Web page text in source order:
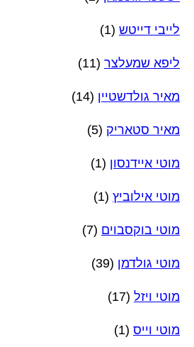
לייבי דייטש (1)
ליפא שמעלצר (11)
מאיר גולדשטיין (14)
מאיר סטאריק (5)
מוטי איידנסון (1)
מוטי אילוביץ (1)
מוטי בוקסבוים (7)
מוטי גולדמן (39)
מוטי ויזל (17)
מוטי וייס (1)